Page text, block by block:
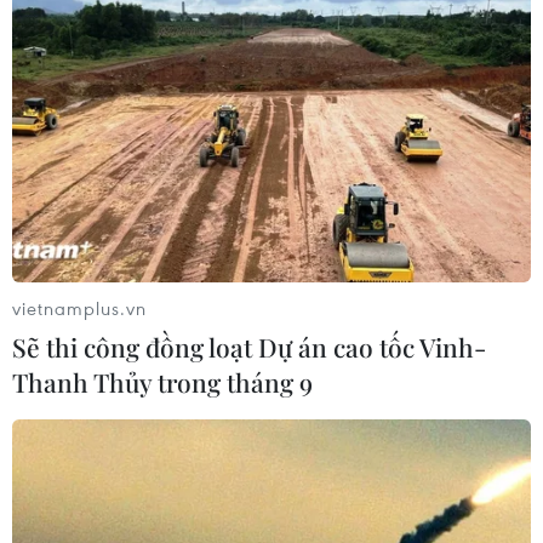
#Suy thoái toàn cầu #Lạm phát
#Bất động sản
#COVID-19 #Thái Lan Thái Lan
vietnamplus.vn
Sẽ thi công đồng loạt Dự án cao tốc Vinh-
Thanh Thủy trong tháng 9